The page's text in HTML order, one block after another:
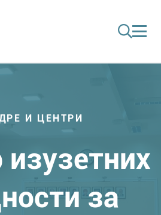
И ЦЕНТРИ
за